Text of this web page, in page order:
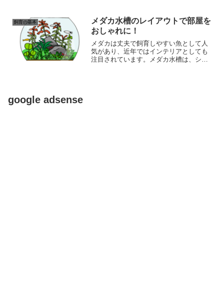
れ家を作ったり、水質を安定させたりす
るために、砂や砂利は欠...
飼育の基本
メダカ水槽のレイアウトで部屋を
おしゃれに！
メダカは丈夫で飼育しやすい魚として人
気があり、近年ではインテリアとしても
注目されています。メダカ水槽は、シン
google adsense